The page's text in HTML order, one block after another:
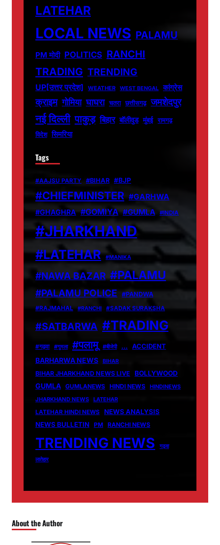
LATEHAR
LOCAL NEWS PALAMU
PM मोदी POLITICS RANCHI
TRADING TRENDING
UP[उत्तर प्रदेश] WEATHER WEST BENGAL कांग्रेस
क्राइम गोमिया घाघरा चतरा छत्तीसगढ़ जमशेदपुर
नई दिल्ली पाकुड़ बिहार बॉलीवुड मुंबई रामगढ़
विदेश सिमरिया
Tags
#AAJSU PARTY #BIHAR #BJP
#CHIEFMINISTER #GARHWA
#GHAGHRA #GOMIYA #GUMLA #INDIA
#JHARKHAND
#LATEHAR #MANIKA
#NAWA BAZAR #PALAMU
#PALAMU POLICE
#PANDWA
#RAJMAHAL
#RANCHI #SADAK SURAKSHA
#SATBARWA #TRADING
#गढ़वा #गुमला #पलामू #बीजेपी … ACCIDENT
BARHARWA NEWS BIHAR
BIHAR JHARKHAND NEWS LIVE BOLLYWOOD
GUMLA GUMLANEWS HINDI NEWS
HINDINEWS
JHARKHAND NEWS
LATEHAR
LATEHAR HINDI NEWS
NEWS ANALYSIS
NEWS BULLETIN PM RANCHI NEWS
TRENDING NEWS
गढ़वा
लातेहार
About the Author